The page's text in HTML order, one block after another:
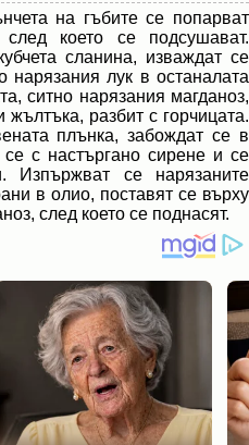
на гъбите се попарват
което се подсушават.
сланина, изваждат се
нарязания лук в останалата
ситно нарязания магданоз,
разбит с горчицата.
плънка, забождат се в
с настъргано сирене и се
се нарязаните
в олио, поставят се върху
след което се поднасят.